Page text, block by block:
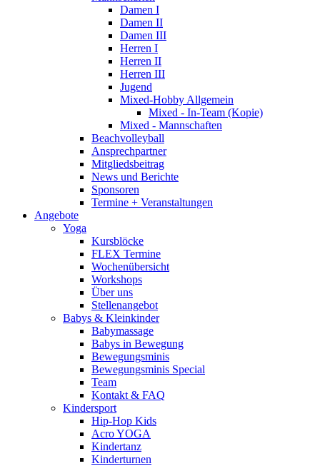
Damen I
Damen II
Damen III
Herren I
Herren II
Herren III
Jugend
Mixed-Hobby Allgemein
Mixed - In-Team (Kopie)
Mixed - Mannschaften
Beachvolleyball
Ansprechpartner
Mitgliedsbeitrag
News und Berichte
Sponsoren
Termine + Veranstaltungen
Angebote
Yoga
Kursblöcke
FLEX Termine
Wochenübersicht
Workshops
Über uns
Stellenangebot
Babys & Kleinkinder
Babymassage
Babys in Bewegung
Bewegungsminis
Bewegungsminis Special
Team
Kontakt & FAQ
Kindersport
Hip-Hop Kids
Acro YOGA
Kindertanz
Kinderturnen